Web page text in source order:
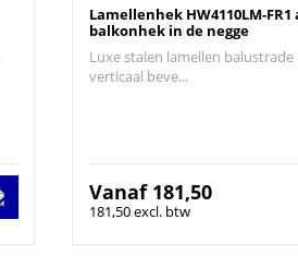
Lamellenhek HW4110LM-FR1
balkonhek in de negge
Luxe stalen lamellen
verticaal beve...
Vanaf 181,50
181,50 excl. btw